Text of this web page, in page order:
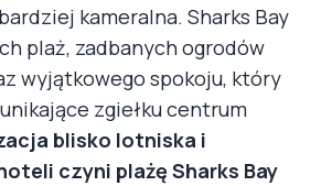
kameralna. Sharks Bay
plaż, zadbanych ogrodów
wyjątkowego spokoju, który
zgiełku centrum
blisko lotniska i
czyni plażę Sharks Bay